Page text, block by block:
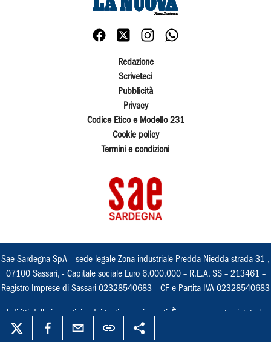
Redazione
Scriveteci
Pubblicità
Privacy
Codice Etico e Modello 231
Cookie policy
Termini e condizioni
Sae Sardegna SpA – sede legale Zona industriale Predda Niedda strada 31 ,
07100 Sassari, - Capitale sociale Euro 6.000.000 – R.E.A. SS – 213461 –
Registro Imprese di Sassari 02328540683 – CF e Partita IVA 02328540683
I diritti delle immagini e dei testi sono riservati. È espressamente vietata la
loro riproduzione con qualsiasi mezzo e l'adattamento totale o parziale.